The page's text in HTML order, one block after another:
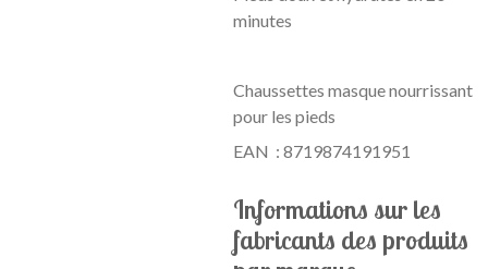
minutes
Chaussettes masque nourrissant
pour les pieds
EAN : 8719874191951
Informations sur les
fabricants des produits